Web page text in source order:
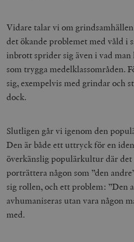
Vidare talar vi om
det ökande problemet med våld i
inbrott sprider sig även i vad man
som trygga medelklassområden.
sig, exempelvis med grindar och
dock.
Slutligen går vi igenom den
Den är både ett uttryck för en
överkänslig populärkultur där det
porträttera någon som ”den
sig rollen, och ett problem: ”Den
avhumaniseras utan vara någon
med.